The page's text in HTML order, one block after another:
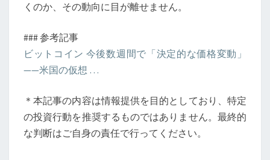
くのか、その動向に目が離せません。
### 参考記事
ビットコイン 今後数週間で「決定的な価格変動」
——米国の仮想 …
＊本記事の内容は情報提供を目的としており、特定
の投資行動を推奨するものではありません。最終的
な判断はご自身の責任で行ってください。